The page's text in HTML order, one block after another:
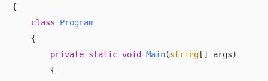
{
class
Program
    {
private static void Main(string [] args)
        {